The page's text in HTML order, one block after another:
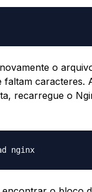
o
caracteres.
recarregue o
systemctl reload nginx